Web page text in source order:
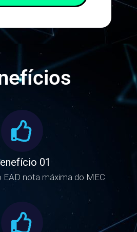
01
EAD nota máxima do MEC